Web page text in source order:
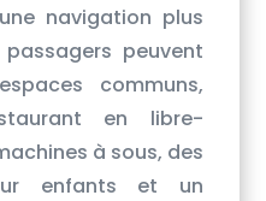
navigation plus
peuvent
communs,
en libre-
à sous, des
enfants et un